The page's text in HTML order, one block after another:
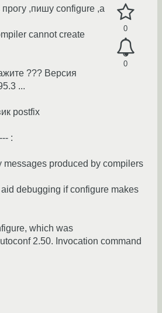
0
0
,пишу configure ,а
cannot create
??? Версия
...
postfix
:
messages produced by compilers
debugging if configure makes
which was
2.50. Invocation command